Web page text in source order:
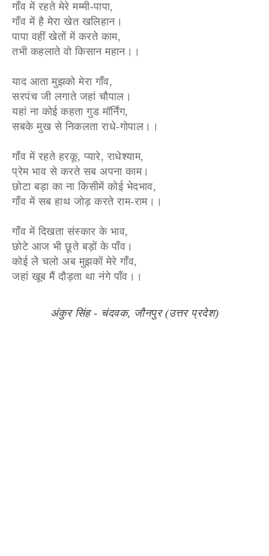
गाँव में रहते मेरे मम्मी-पापा,
गाँव में है मेरा खेत खलिहान।
पापा वहीं खेतों में करते काम,
तभी कहलाते वो किसान महान।।
याद आता मुझको मेरा गाँव,
सरपंच जी लगाते जहां चौपाल।
यहां ना कोई कहता गुड मॉर्निंग,
सबके मुख से निकलता राधे-गोपाल।।
गाँव में रहते हरकू, प्यारे, राधेश्याम,
प्रेम भाव से करते सब अपना काम।
छोटा बड़ा का ना किसीमें कोई भेदभाव,
गाँव में सब हाथ जोड़ करते राम-राम।।
गाँव में दिखता संस्कार के भाव,
छोटे आज भी छूते बड़ों के पाँव।
कोई लेे चलो अब मुझकों मेरे गाँव,
जहां खूब मैं दौड़ता था नंगे पाँव।।
अंकुर सिंह - चंदवक, जौनपुर (उत्तर प्रदेश)